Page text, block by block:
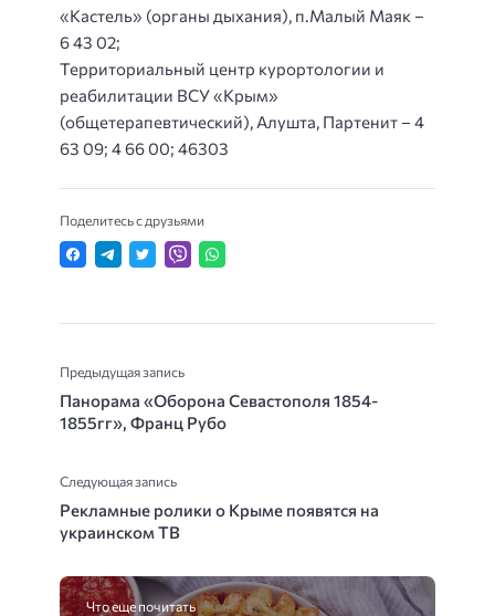
«Кастель» (органы дыхания), п.Малый Маяк –
6 43 02;
Территориальный центр курортологии и
реабилитации ВСУ «Крым»
(общетерапевтический), Алушта, Партенит – 4
63 09; 4 66 00; 46303
Поделитесь с друзьями
Предыдущая запись
Панорама «Оборона Севастополя 1854-
1855гг», Франц Рубо
Следующая запись
Рекламные ролики о Крыме появятся на
украинском ТВ
Что еще почитать